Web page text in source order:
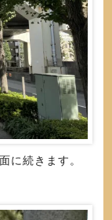
に続きます。